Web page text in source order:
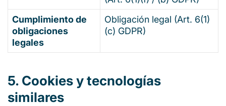
Cumplimiento de
obligaciones
legales
Obligación legal (Art. 6(1)
(c) GDPR)
5. Cookies y tecnologías
similares